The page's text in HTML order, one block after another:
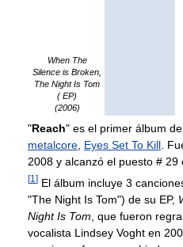
When The
Silence is Broken,
The Night Is Tom
( EP)
(2006)
"Reach" es el primer álbum
metalcore Eyes Set To Kill .
2008 y alcanzó el puesto # 29
[1 ] El álbum incluye 3
"The Night Is Tom") de su EP,
Night Is Tom , que fueron
vocalista Lindsey Voght en